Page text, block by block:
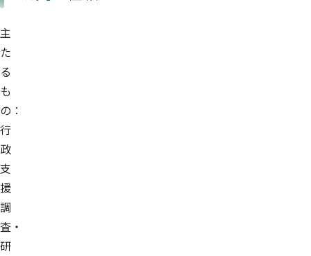
主
た
る
も
の：
行
政
支
援
調
査・
研